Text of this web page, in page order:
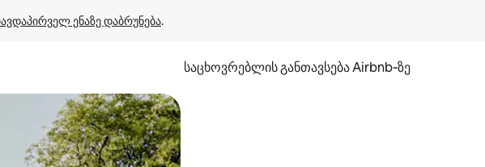
ენაზე დაბრუნება.
საცხოვრებლის განთავსება Airbnb‑ზე